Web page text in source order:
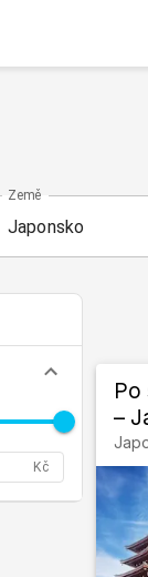
Země
Japonsko
Kč
–